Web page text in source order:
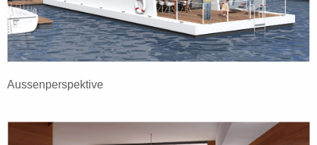
Aussenperspektive